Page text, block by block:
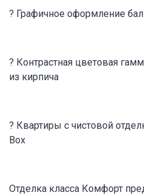
? Графичное оформление
? Контрастная цветовая
из кирпича
? Квартиры с чистовой
Box
Отделка класса Комфорт